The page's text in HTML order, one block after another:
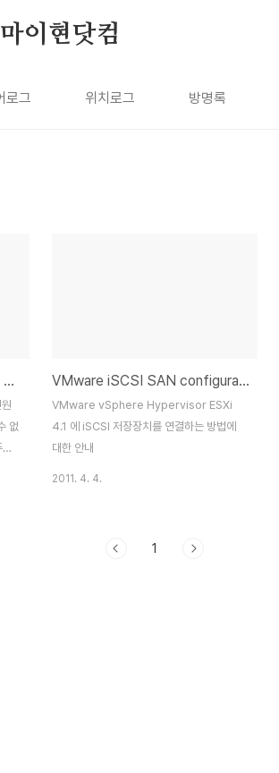
이현닷컴
로그 위치로그 방명록
VMware 가상머신에서 민원24 프린트 하기
없
VMware iSCSI SAN configuration guide
VMware vSphere Hypervisor ESXi
4.1 에 iSCSI 저장장치를 연결하는 방법에
대한 안내
2011. 4. 4.
1